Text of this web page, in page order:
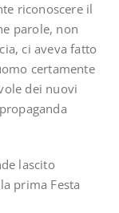
riconoscere il
parole, non
ci aveva fatto
certamente
dei nuovi
lascito
prima Festa